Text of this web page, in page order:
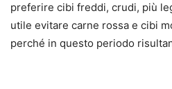
preferire cibi freddi, crudi, più
utile evitare carne rossa e cibi
perché in questo periodo